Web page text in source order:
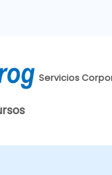
Servicios